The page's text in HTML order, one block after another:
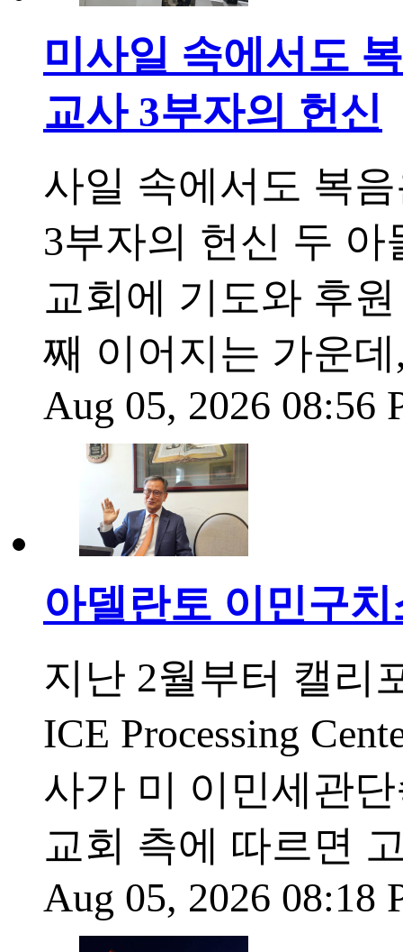
미사일 속에서도
교사 3부자의 헌신
사일 속에서도 복
3부자의 헌신 두
교회에 기도와 후
째 이어지는 가운
Aug 05, 2026 08:56
아델란토 이민구
지난 2월부터 캘리
ICE Processing
사가 미 이민세관
교회 측에 따르면
Aug 05, 2026 08:18